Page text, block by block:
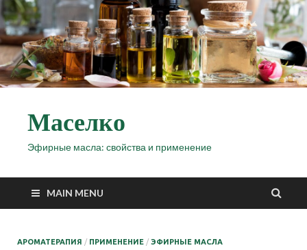
Маселко
Эфирные масла: свойства и применение
MAIN MENU
АРОМАТЕРАПИЯ / ПРИМЕНЕНИЕ / ЭФИРНЫЕ МАСЛА